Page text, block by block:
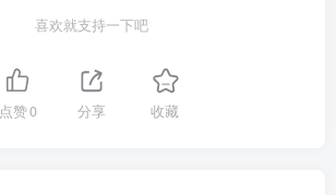
喜欢就支持一下吧
点赞0 分享 收藏